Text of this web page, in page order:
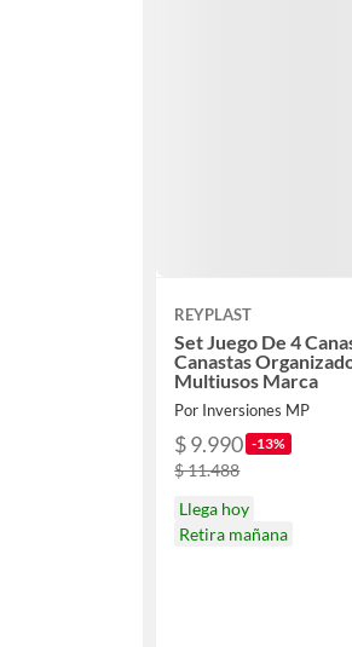
REYPLAST
Set Juego De 4
Canastas
Multiusos Marca
Por Inversiones MP
$ 9.990 -13%
$ 11.488
Llega hoy
Retira mañana